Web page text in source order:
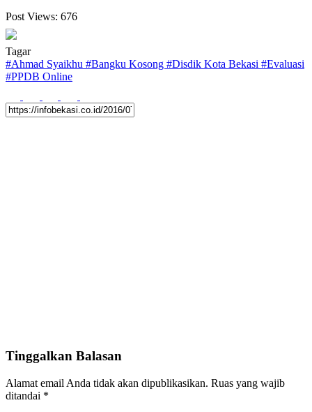
Post Views: 676
Tagar
#Ahmad Syaikhu #Bangku Kosong #Disdik Kota Bekasi #Evaluasi
#PPDB Online
Tinggalkan Balasan
Alamat email Anda tidak akan dipublikasikan. Ruas yang wajib
ditandai *